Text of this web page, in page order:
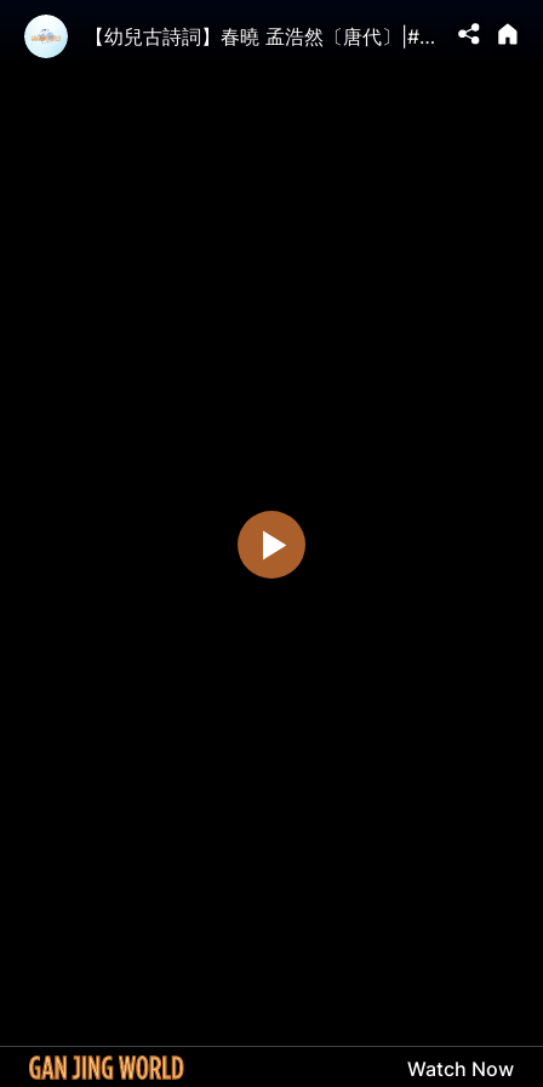
【幼兒古詩詞】春曉 孟浩然〔唐代〕|#淨地書院 #傳統文化 #幼兒 #教育 #唐詩 #春曉 #孟浩然
Watch Now